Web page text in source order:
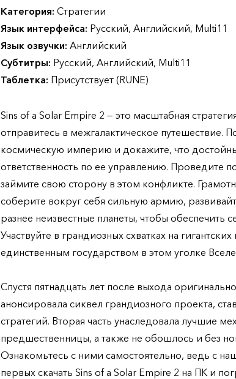
Категория: Стратегии
Язык интерфейса: Русский, Английский, Multi11
Язык озвучки: Английский
Субтитры: Русский, Английский, Multi11
Таблетка: Присутствует (RUNE)
Sins of a Solar Empire 2 — это масштабная
отправитесь в межгалактическое путешествие.
космическую империю и докажите, что
ответственность по ее управлению. Проведите
займите свою сторону в этом конфликте.
соберите вокруг себя сильную армию,
разнее неизвестные планеты, чтобы обеспечить
Участвуйте в грандиозных схватках на
единственным государством в этом уголке
Спустя пятнадцать лет после выхода
анонсировала сиквел грандиозного проекта,
стратегий. Вторая часть унаследовала лучшие
предшественницы, а также не обошлось и без
Ознакомьтесь с ними самостоятельно, ведь с
первых скачать Sins of a Solar Empire 2 на ПК и